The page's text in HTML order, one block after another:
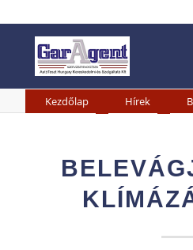
Kezdőlap Hírek